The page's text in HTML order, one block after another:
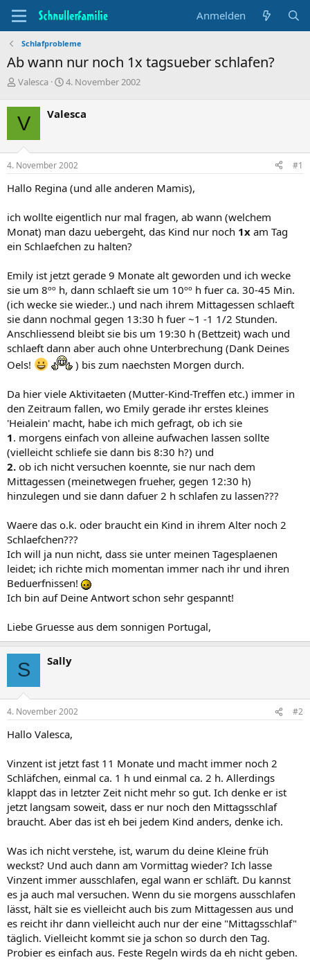
Anmelden
Schlafprobleme
Ab wann nur noch 1x tagsueber schlafen?
T
e
m
e
n
s
t
r
e
r
Valesca
B
i
d
a
u
4. November 2002
V Valesca
4. November 2002 #1
Hallo Regina (und alle anderen Mamis),
ich wollte eigentlich nur mal fragen, ab wann (welchem
Monat) man dazu uebergeht, das Kind nur noch 1x am Tag
ein Schlaefchen zu halten?
Emily ist jetzt gerade 9 Monate alt geworden und ich wecke
sie um 8ºº h, dann schlaeft sie um 10ºº h fuer ca. 30-45 Min.
(ich wecke sie wieder..) und nach ihrem Mittagessen schlaeft
sie dann nochmal gegen 13:30 h fuer ~1 -1 1/2 Stunden.
Anschliessend bleibt sie bis um 19:30 h (Bettzeit) wach und
schlaeft dann aber auch ohne Unterbrechung (Dank Deines
Oels!
) bis zum naechsten Morgen durch.
Da hier viele Aktivitaeten (Mutter-Kind-Treffen etc.) immer in
den Zeitraum fallen, wo Emily gerade ihr erstes kleines
'Heialein' macht, habe ich mich gefragt, ob ich sie
1. morgens einfach von alleine aufwachen lassen sollte
(vielleicht schliefe sie dann bis 8:30 h?) und
2. ob ich nicht versuchen koennte, sie nur nach dem
Mittagessen (meinetwegen frueher, gegen 12:30 h)
hinzulegen und sie dann dafuer 2 h schlafen zu lassen???
Waere das o.k. oder braucht ein Kind in ihrem Alter noch 2
Schlaefchen???
Ich will ja nun nicht, dass sie unter meinen Tagesplaenen
leidet; ich richte mich momentan immer nach ihr und ihren
Beduerfnissen!
Ich bin auf Deine Antwort schon sehr gespannt!
Liebe Gruesse aus dem sonnigen Portugal,
S Sally
4. November 2002 #2
Hallo Valesca,
Vinzent ist jetzt fast 11 Monate und macht immer noch 2
Schläfchen, einmal ca. 1 h und einmal ca. 2 h. Allerdings
klappt das in letzter Zeit nicht mehr so gut. Ich denke er ist
jetzt langsam soweit, dass er nur noch den Mittagsschlaf
braucht. Aber das ist eh bei jedem Kind anders, denke ich.
Was ich nicht verstehe, ist, warum du deine Kleine früh
weckst? Und auch dann am Vormittag wieder? Ich lasse
Vinzent immer ausschlafen, egal wann er schläft. Du kannst
es ja auch mal versuchen. Wenn du sie morgens ausschlafen
lässt, hält sie es vielleicht auch bis zum Mittagessen aus und
es reicht ihr dann vielleicht auch nur der eine "Mittagsschlaf"
täglich. Vielleicht kommt sie ja schon so durch den Tag.
Probier es einfach aus. Feste Regeln wirds da eh nicht geben.